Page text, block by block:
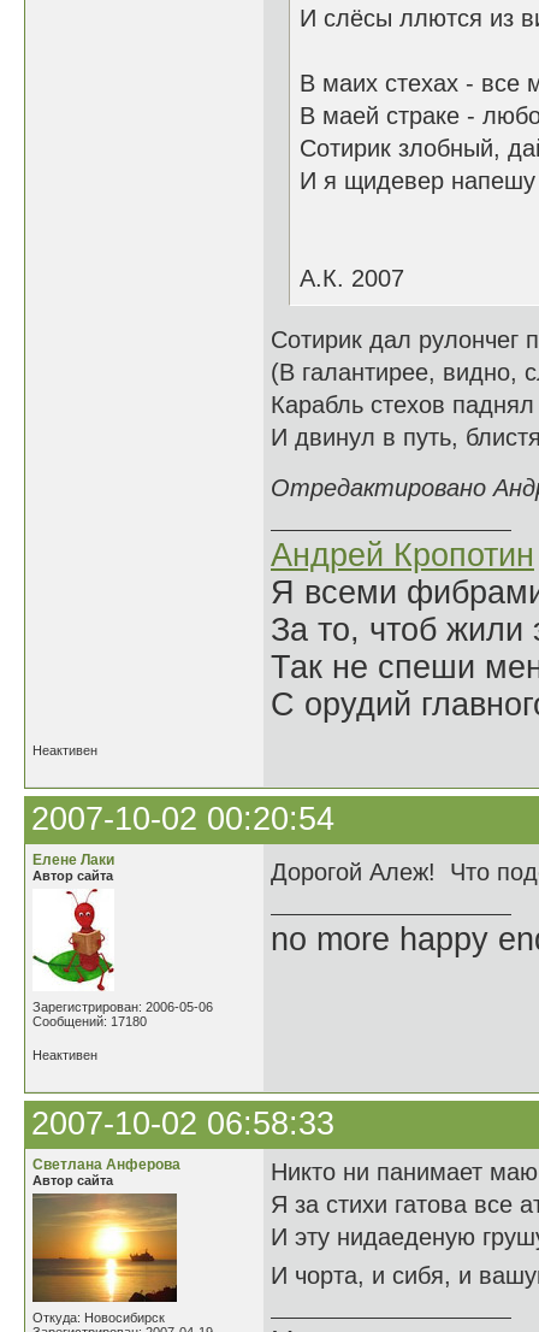
И слёсы ллются из
В маих стехах - все
В маей страке -
Сотирик злобный,
И я щидевер напешу
А.К. 2007
Сотирик дал рулончег
(В галантирее, видно,
Карабль стехов
И двинул в путь,
Отредактировано
Андрей Кропотин
Я всеми
За то, чтоб
Так не спеши
С орудий
Неактивен
2007-10-02 00:20:54
Елене Лаки
Автор сайта
Зарегистрирован: 2006-05-06
Сообщений: 17180
Дорогой Алеж! Что
no more happy
Неактивен
2007-10-02 06:58:33
Светлана Анферова
Автор сайта
Откуда: Новосибирск
Никто ни панимает
Я за стихи гатова все
И эту нидаеденую
И чорта, и сибя, и